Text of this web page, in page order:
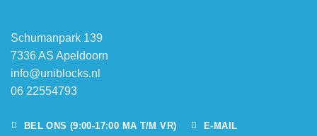
Schumanpark 139
7336 AS Apeldoorn
info@uniblocks.nl
06 22554793
BEL ONS (9:00-17:00 MA T/M VR) E-MAIL